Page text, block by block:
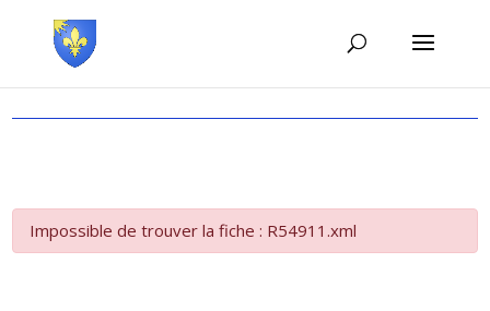
Impossible de trouver la fiche : R54911.xml